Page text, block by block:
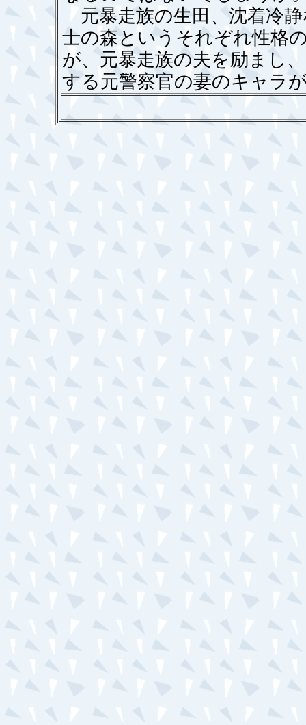
元暴走族の生田、沈着冷
士の森というそれぞれ性格
が、元暴走族の夫を励まし
する元警察官の妻のキャラ